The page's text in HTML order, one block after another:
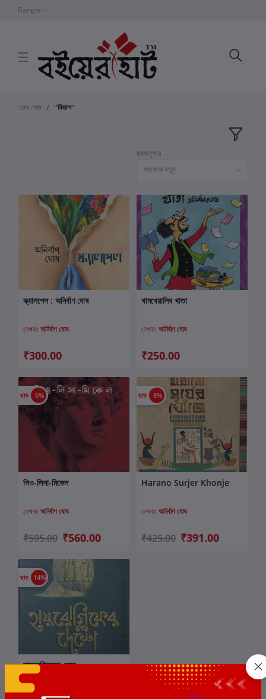
Bangla
হোম পেজ "বিভাগ"
ক্রমানুসার
সবথেকে নতুন
কার্টে যোগ করুন
স্ক্যালপেল : অনির্বাণ ঘোষ
লেখক: অনির্বাণ ঘোষ
₹300.00
কার্টে যোগ করুন
খামখেয়ালিব খাতা
লেখক: অনির্বাণ ঘোষ
₹250.00
ছাড় 6%
কার্টে যোগ করুন
লিও-লিসা-মিকেল
লেখক: অনির্বাণ ঘোষ
₹595.00 ₹560.00
ছাড় 8%
কার্টে যোগ করুন
Harano Surjer Khonje
লেখক: অনির্বাণ ঘোষ
₹425.00 ₹391.00
ছাড় 14%
কার্টে যোগ করুন
হায়রোগ্লিফের দেশে
লেখক: